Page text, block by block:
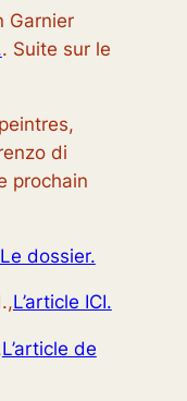
Garnier
. Suite sur le
di
prochain
Le dossier.
L’article ICI.
L’article de